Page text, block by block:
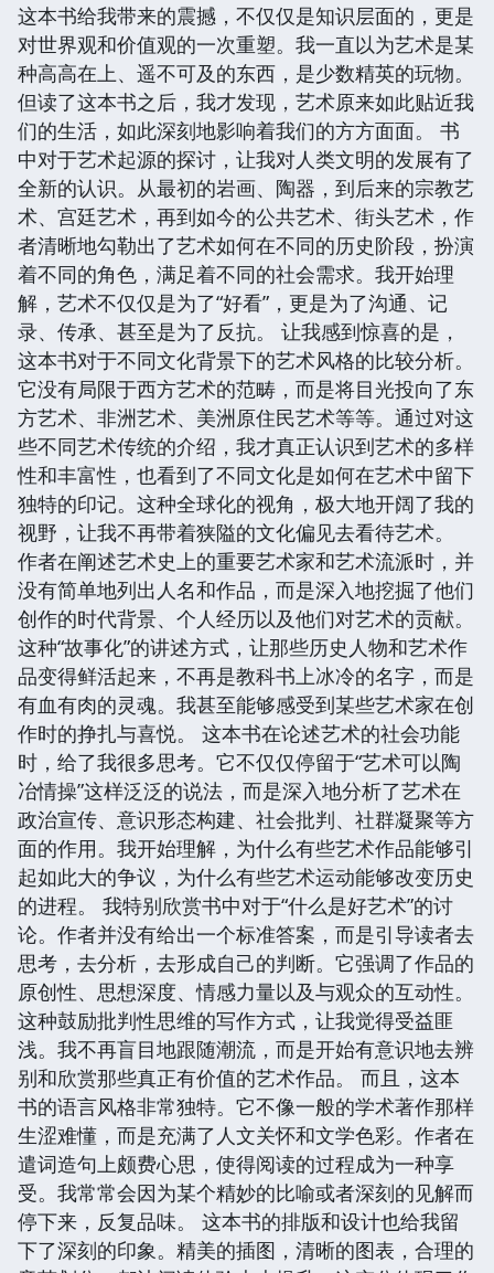
这本书给我带来的震撼，不仅仅是知识层面的，更是
对世界观和价值观的一次重塑。我一直以为艺术是某
种高高在上、遥不可及的东西，是少数精英的玩物。
但读了这本书之后，我才发现，艺术原来如此贴近我
们的生活，如此深刻地影响着我们的方方面面。 书
中对于艺术起源的探讨，让我对人类文明的发展有了
全新的认识。从最初的岩画、陶器，到后来的宗教艺
术、宫廷艺术，再到如今的公共艺术、街头艺术，作
者清晰地勾勒出了艺术如何在不同的历史阶段，扮演
着不同的角色，满足着不同的社会需求。我开始理
解，艺术不仅仅是为了“好看”，更是为了沟通、记
录、传承、甚至是为了反抗。 让我感到惊喜的是，
这本书对于不同文化背景下的艺术风格的比较分析。
它没有局限于西方艺术的范畴，而是将目光投向了东
方艺术、非洲艺术、美洲原住民艺术等等。通过对这
些不同艺术传统的介绍，我才真正认识到艺术的多样
性和丰富性，也看到了不同文化是如何在艺术中留下
独特的印记。这种全球化的视角，极大地开阔了我的
视野，让我不再带着狭隘的文化偏见去看待艺术。
作者在阐述艺术史上的重要艺术家和艺术流派时，并
没有简单地列出人名和作品，而是深入地挖掘了他们
创作的时代背景、个人经历以及他们对艺术的贡献。
这种“故事化”的讲述方式，让那些历史人物和艺术作
品变得鲜活起来，不再是教科书上冰冷的名字，而是
有血有肉的灵魂。我甚至能够感受到某些艺术家在创
作时的挣扎与喜悦。 这本书在论述艺术的社会功能
时，给了我很多思考。它不仅仅停留于“艺术可以陶
冶情操”这样泛泛的说法，而是深入地分析了艺术在
政治宣传、意识形态构建、社会批判、社群凝聚等方
面的作用。我开始理解，为什么有些艺术作品能够引
起如此大的争议，为什么有些艺术运动能够改变历史
的进程。 我特别欣赏书中对于“什么是好艺术”的讨
论。作者并没有给出一个标准答案，而是引导读者去
思考，去分析，去形成自己的判断。它强调了作品的
原创性、思想深度、情感力量以及与观众的互动性。
这种鼓励批判性思维的写作方式，让我觉得受益匪
浅。我不再盲目地跟随潮流，而是开始有意识地去辨
别和欣赏那些真正有价值的艺术作品。 而且，这本
书的语言风格非常独特。它不像一般的学术著作那样
生涩难懂，而是充满了人文关怀和文学色彩。作者在
遣词造句上颇费心思，使得阅读的过程成为一种享
受。我常常会因为某个精妙的比喻或者深刻的见解而
停下来，反复品味。 这本书的排版和设计也给我留
下了深刻的印象。精美的插图，清晰的图表，合理的